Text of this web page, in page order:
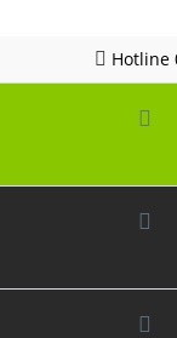
05963 - 982823